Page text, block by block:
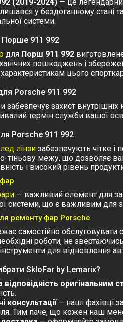
(2019-2024) — це
у бездоганному стані
системи.
911 992
для Порш 911 992
пошкоджень і
цього
Porsche 911 992
забезпечує захист
термін служби вашої
Porsche 911 992
лед лінзи забезпечують чітке і
тіньову межу, що дозволяє
і високий рівень
— важливий елемент для
системи, що є важливим для
ремонту фар Porsche
самостійно
роботи, не
інструменти для відновлення
SkloFar by Lemarix?
відповідність оригінальним
консультації— наші фахівці
Тим паче, що кожен наш